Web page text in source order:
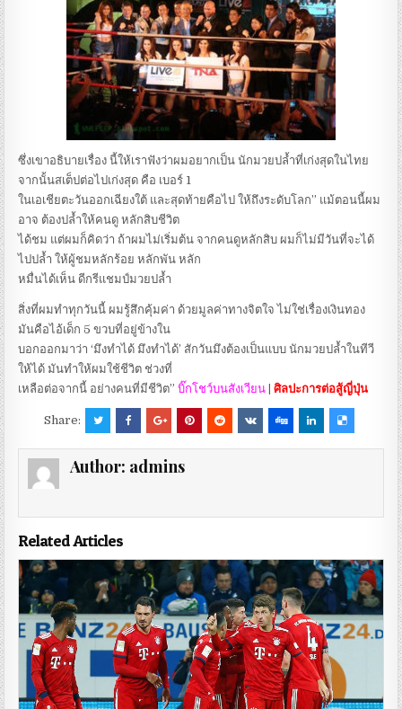
ซึ่งเขาอธิบายเรื่อง นี้ให้เราฟังว่าผมอยากเป็น นักมวยปล้ำที่เก่งสุดในไทย
จากนั้นสเต็ปต่อไปเก่งสุด คือ เบอร์ 1
ในเอเชียตะวันออกเฉียงใต้ และสุดท้ายคือไป ให้ถึงระดับโลก” แม้ตอนนี้ผม
อาจ ต้องปล้ำให้คนดู หลักสิบชีวิต
ได้ชม แต่ผมก็คิดว่า ถ้าผมไม่เริ่มต้น จากคนดูหลักสิบ ผมก็ไม่มีวันที่จะได้
ไปปล้ำ ให้ผู้ชมหลักร้อย หลักพัน หลัก
หมื่นได้เห็น ดีกรีแชมป์มวยปล้ำ
สิ่งที่ผมทำทุกวันนี้ ผมรู้สึกคุ้มค่า ด้วยมูลค่าทางจิตใจ ไม่ใช่เรื่องเงินทอง
มันคือไอ้เด็ก 5 ขวบที่อยู่ข้างใน
บอกออกมาว่า ‘มึงทำได้ มึงทำได้’ สักวันมึงต้องเป็นแบบ นักมวยปล้ำในทีวี
ให้ได้ มันทำให้ผมใช้ชีวิต ช่วงที่
เหลือต่อจากนี้ อย่างคนที่มีชีวิต”บิ๊กโชว์บนสังเวียน |ศิลปะการต่อสู้ญี่ปุ่น
Share:
Author: admins
Related Articles